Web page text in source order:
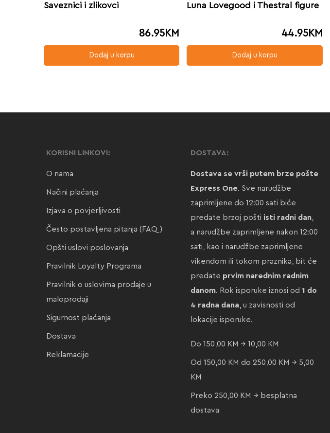
Saveznici i zlikovci
86.95KM
Dodaj u korpu
Luna Lovegood i Thestral figure
44.95KM
Dodaj u korpu
KORISNI LINKOVI:
O nama
Načini plaćanja
Izjava o povjerljivosti
Često postavljena pitanja (FAQ)
Opšti uslovi poslovanja
Pravilnik Loyalty Programa
Pravilnik o uslovima prodaje u
maloprodaji
Sigurnost plaćanja
Dostava
Reklamacije
DOSTAVA:
Dostava se vrši putem brze pošte
Express One. Sve narudžbe
zaprimljene do 12:00 sati biće
predate brzoj pošti isti radni dan,
a narudžbe zaprimljene nakon 12:00
sati, kao i narudžbe zaprimljene
vikendom ili tokom praznika, bit će
predate prvim narednim radnim
danom. Rok isporuke iznosi od 1 do
4 radna dana, u zavisnosti od
lokacije isporuke.
Do 150,00 KM → 10,00 KM
Od 150,00 KM do 250,00 KM → 5,00
KM
Preko 250,00 KM → besplatna
dostava